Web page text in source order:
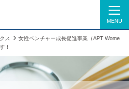
MENU
ス
女性ベンチャー成長促進事業（APT Wome
！